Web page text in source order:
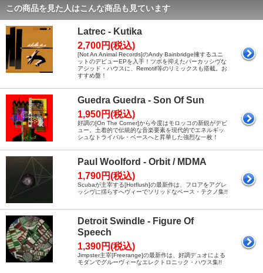
この商品を見た人はこんな商品も見ています
Latrec - Kutika
2,700円(税込)
[Not An Animal Records]のAndy Bainbridge擁するユニ
ットのデビューEPを入手！ツボを抑えたパーカッシヴな
アシッド・ハウスに、Remotif等のリミックスも搭載。お
すすめ盤！
Guedra Guedra - Son Of Sun
1,950円(税込)
好調の[On The Corner]から今度はモロッコの新鋭がデビ
ュー。土着的で伝統的な音楽要素を現代的でエネルギッ
シュなトライバル・ベースへと昇華した強烈な一枚！
Paul Woolford - Orbit / MDMA
1,790円(税込)
Scubaが主宰する[Hotflush]の最新作は、フロアをアグレ
ッシヴに揺らすへヴィーでソリッドなベース・テクノ集!!
Detroit Swindle - Figure Of
Speech
1,390円(税込)
Jimpster主宰[Freerange]の最新作は、好調デュオによる
モダンでグルーヴィーなエレクトロニック・ハウス集!!